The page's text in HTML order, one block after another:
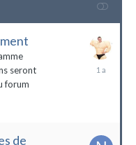
seront
forum
20
de